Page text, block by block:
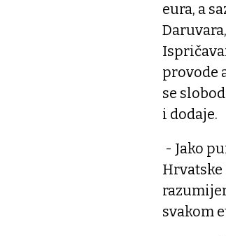
eura, a
provode
se
i dodaje.
- Jako
svakom